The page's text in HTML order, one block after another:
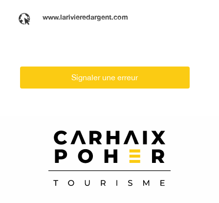
www.larivieredargent.com
Signaler une erreur